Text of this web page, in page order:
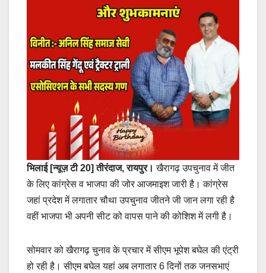
भिलाई [न्यूज़ टी 20] तीरंदाज, रायपुर। खैरागढ़ उपचुनाव में जीत
के लिए कांग्रेस व भाजपा की जोर आजमाइश जारी है। कांग्रेस
जहां प्रदेश में लगातार चौथा उपचुनाव जीतने जी जान लगा रही है
वहीं भाजपा भी अपनी सीट को वापस पाने की कोशिश में लगी है।
सोमवार को खैरागढ़ चुनाव के प्रचार में सीएम भूपेश बघेल की एंट्री
हो रही है। सीएम बघेल यहां अब लगातार 6 दिनों तक जनसभाएं